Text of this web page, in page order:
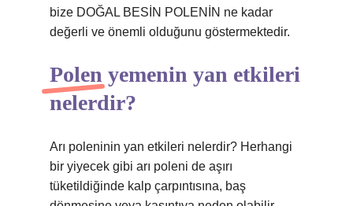
bize DOĞAL BESİN POLENİN ne kadar
değerli ve önemli olduğunu göstermektedir.
Polen yemenin yan etkileri
nelerdir?
Arı poleninin yan etkileri nelerdir? Herhangi
bir yiyecek gibi arı poleni de aşırı
tüketildiğinde kalp çarpıntısına, baş